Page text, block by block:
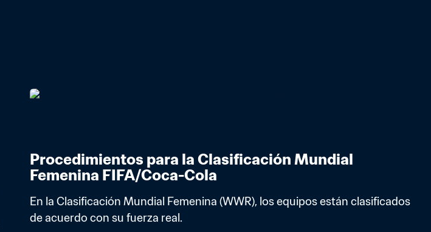
Procedimientos para la Clasificación Mundial
Femenina FIFA/Coca-Cola
En la Clasificación Mundial Femenina (WWR), los equipos están clasificados
de acuerdo con su fuerza real.